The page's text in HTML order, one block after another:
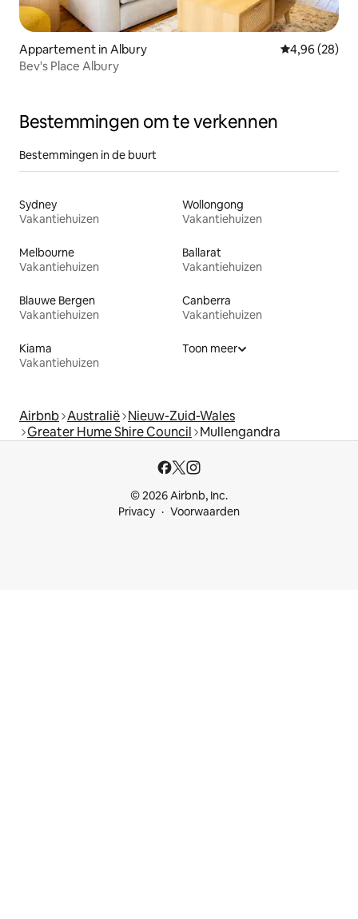
Appartement in Albury Gemiddelde
4,96 (28)
Bev's Place Albury
Bestemmingen om te verkennen
Bestemmingen in de buurt
Sydney
Vakantiehuizen
Wollongong
Vakantiehuizen
Melbourne
Vakantiehuizen
Ballarat
Vakantiehuizen
Blauwe Bergen
Vakantiehuizen
Canberra
Vakantiehuizen
Kiama
Vakantiehuizen
Toon meer
Airbnb Australië Nieuw-Zuid-Wales
Greater Hume Shire Council Mullengandra
© 2026 Airbnb, Inc.
Privacy
Voorwaarden